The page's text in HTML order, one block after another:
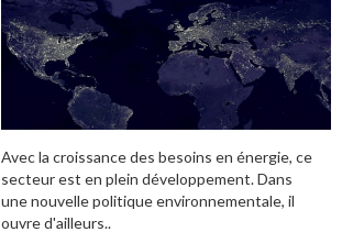
Avec la croissance des besoins en énergie, ce
secteur est en plein développement. Dans
une nouvelle politique environnementale, il
ouvre d'ailleurs..